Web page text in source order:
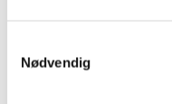
Nødvendig